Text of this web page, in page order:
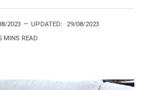
2023 UPDATED:
29/08/2023
MINS READ